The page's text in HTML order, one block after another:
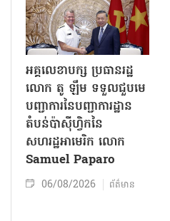
អគ្គលេខាបក្ស ប្រធានរដ្ឋ
លោក តូ ឡឹម ទទួលជួបមេ
បញ្ជាការនៃបញ្ជាការដ្ឋាន
តំបន់ប៉ាស៊ីហ្វិកនៃ
សហរដ្ឋអាមេរិក លោក
Samuel Paparo
06/08/2026 ព័ត៌មាន